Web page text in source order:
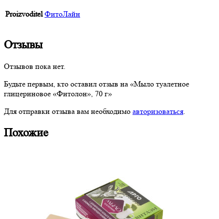
Proizvoditel ФитоЛайн
Отзывы
Отзывов пока нет.
Будьте первым, кто оставил отзыв на «Мыло туалетное
глицериновое «Фитолон», 70 г»
Для отправки отзыва вам необходимо авторизоваться
Похожие